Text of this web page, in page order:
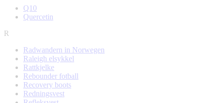
Q10
Quercetin
R
Radwandern in Norwegen
Raleigh elsykkel
Rattkjelke
Rebounder fotball
Recovery boots
Redningsvest